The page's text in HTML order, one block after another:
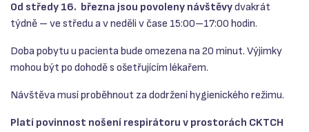
Od středy 16. března jsou povoleny návštěvydvakrát
týdně – ve středu a v neděli v čase 15:00–17:00 hodin.
Doba pobytu u pacienta bude omezena na 20 minut. Výjimky
mohou být po dohodě s ošetřujícím lékařem.
Návštěva musí proběhnout za dodržení hygienického režimu.
Platí povinnost nošení respirátoru v prostorách CKTCH